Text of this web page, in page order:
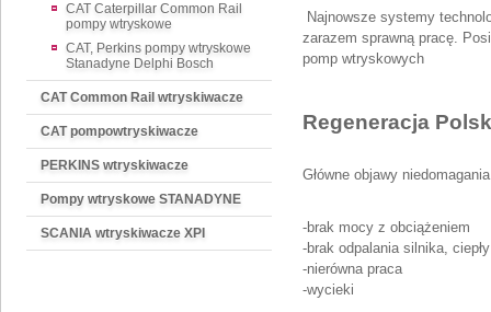
CAT Caterpillar Common Rail
pompy wtryskowe
CAT, Perkins pompy wtryskowe
Stanadyne Delphi Bosch
CAT Common Rail wtryskiwacze
CAT pompowtryskiwacze
PERKINS wtryskiwacze
Pompy wtryskowe STANADYNE
SCANIA wtryskiwacze XPI
Najnowsze systemy
zarazem sprawną pracę.
pomp wtryskowych
Regeneracja
Główne objawy
-brak mocy z obciążeniem
-brak odpalania silnika,
-nierówna praca
-wycieki